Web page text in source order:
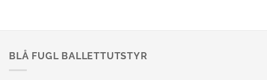
BLÅ FUGL BALLETTUTSTYR